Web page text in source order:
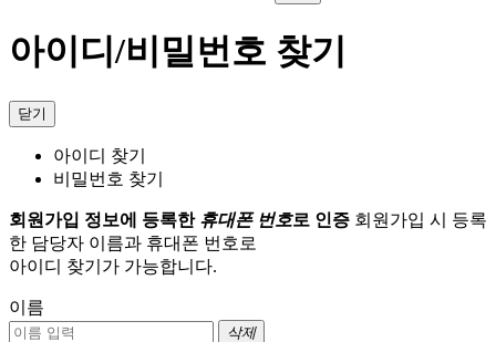
아이디/비밀번호 찾기
닫기
아이디 찾기
비밀번호 찾기
회원가입 정보에 등록한 휴대폰 번호로 인증 회원가입 시 등록
한 담당자 이름과 휴대폰 번호로
아이디 찾기가 가능합니다.
이름
삭제